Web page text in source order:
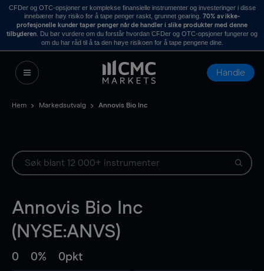
CFDer og OTC-opsjoner er komplekse finansielle instrumenter og investeringer i disse
innebærer høy risiko for å tape penger raskt, grunnet gearing. 70% av ikke-
profesjonelle kunder taper penger når de handler i slike produkter med denne
tilbyderen . Du bør vurdere om du forstår hvordan CFDer og OTC-opsjoner fungerer og
om du har råd til å ta den høye risikoen for å tape pengene dine.
Handle
Hem Markedsutvalg Annovis Bio Inc
Annovis Bio Inc
(NYSE:ANVS)
0 0% 0pkt